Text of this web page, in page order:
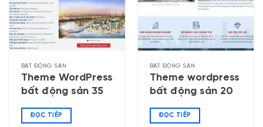
BẤT ĐỘNG SẢN
Theme WordPress
bất động sản 35
ĐỌC TIẾP
BẤT ĐỘNG SẢN
Theme wordpress
bất động sản 20
ĐỌC TIẾP